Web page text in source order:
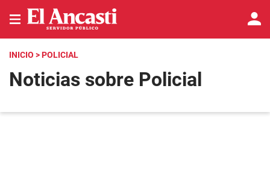
INICIO > POLICIAL
Noticias sobre Policial